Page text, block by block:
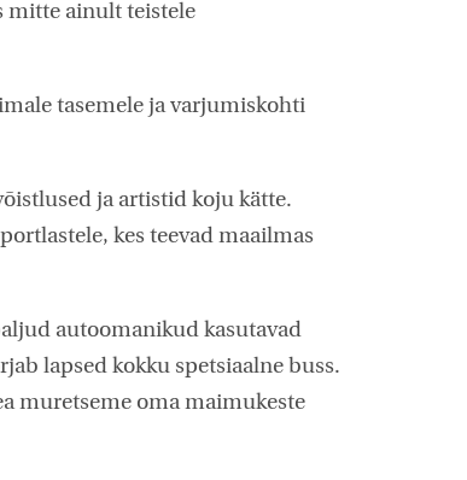
mitte ainult teistele
tasemele ja varjumiskohti
ja artistid koju kätte.
kes teevad maailmas
autoomanikud kasutavad
lapsed kokku spetsiaalne buss.
muretseme oma maimukeste